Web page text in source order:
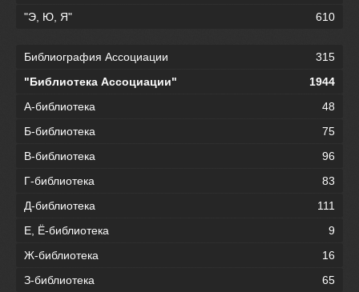
"Э, Ю, Я"
610
Библиография Ассоциации
315
"Библиотека Ассоциации"
1944
А-библиотека
48
Б-библиотека
75
В-библиотека
96
Г-библиотека
83
Д-библиотека
111
Е, Ё-библиотека
9
Ж-библиотека
16
З-библиотека
65